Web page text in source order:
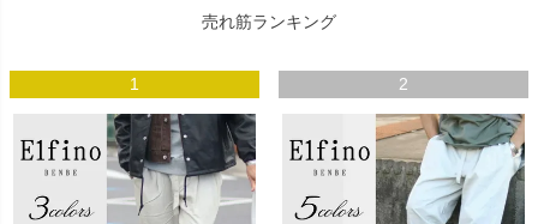
売れ筋ランキング
1 2